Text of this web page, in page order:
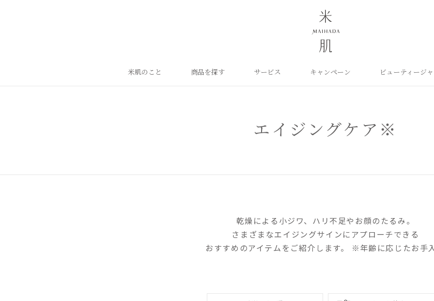
米肌のこと 商品を探す
すべての商品
角質ふきとり美容液
化粧水
クリーム
雑貨
ライスパワーセレクト
美白ケア
サービス キャンペーン ビューティージ
エイジングケア※
乾燥による小ジワ、ハリ不足やお顔のたるみ。
さまざまなエイジングサインにアプローチできる
おすすめのアイテムをご紹介します。 ※年齢に応じたお手